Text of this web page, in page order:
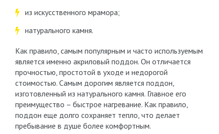
из искусственного мрамора;
натурального камня.
Как правило, самым популярным и часто используемым
является именно акриловый поддон. Он отличается
прочностью, простотой в уходе и недорогой
стоимостью. Самым дорогим является поддон,
изготовленный из натурального камня. Главное его
преимущество – быстрое нагревание. Как правило,
поддон еще долго сохраняет тепло, что делает
пребывание в душе более комфортным.